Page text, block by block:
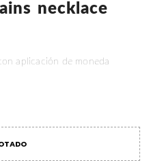
necklace
aplicación de moneda